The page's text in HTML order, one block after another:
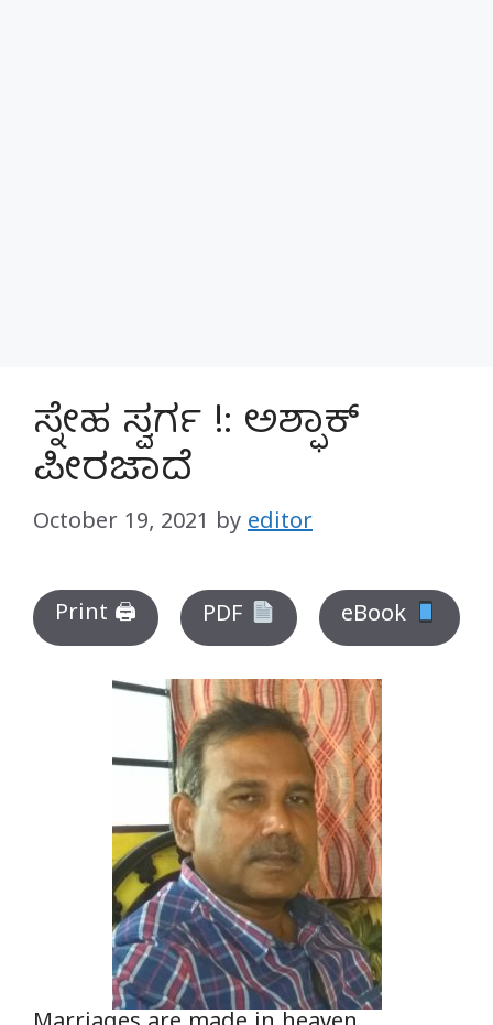
ಸ್ನೇಹ ಸ್ವರ್ಗ !: ಅಶ್ಫಾಕ್
ಪೀರಜಾದೆ
October 19, 2021 by editor
Print 🖨 PDF eBook